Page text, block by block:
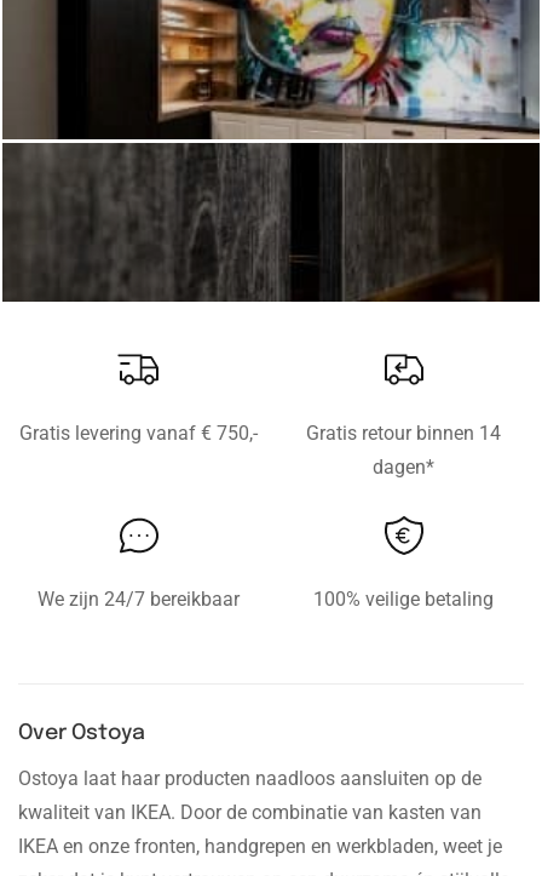
Gratis levering vanaf € 750,-
Gratis retour binnen 14
dagen*
We zijn 24/7 bereikbaar 100% veilige betaling
Over Ostoya
Ostoya laat haar producten naadloos aansluiten op de
kwaliteit van IKEA. Door de combinatie van kasten van
IKEA en onze fronten, handgrepen en werkbladen, weet je